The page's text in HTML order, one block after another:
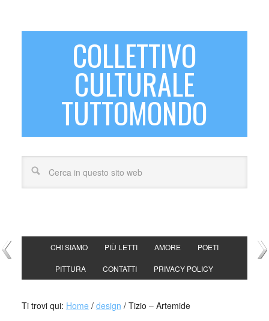
COLLETTIVO
CULTURALE
TUTTOMONDO
CHI SIAMO PIÙ LETTI AMORE POETI
PITTURA CONTATTI PRIVACY POLICY
Ti trovi qui: Home / design /Tizio – Artemide